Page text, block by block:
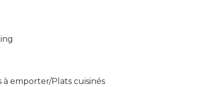
à emporter/Plats cuisinés